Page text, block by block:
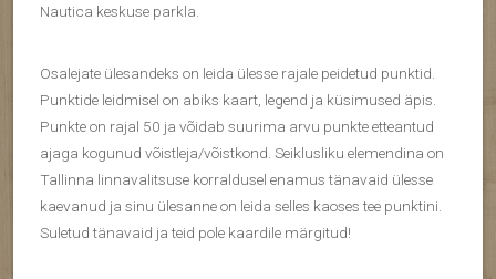
Nautica keskuse parkla.
Osalejate ülesandeks on leida ülesse rajale peidetud punktid.
Punktide leidmisel on abiks kaart, legend ja küsimused äpis.
Punkte on rajal 50 ja võidab suurima arvu punkte etteantud
ajaga kogunud võistleja/võistkond. Seiklusliku elemendina on
Tallinna linnavalitsuse korraldusel enamus tänavaid ülesse
kaevanud ja sinu ülesanne on leida selles kaoses tee punktini.
Suletud tänavaid ja teid pole kaardile märgitud!